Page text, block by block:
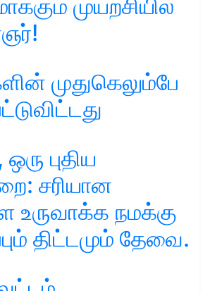
முயற்சியில்
முதுகெலும்பே
புதிய
சரியான
உருவாக்க நமக்கு
திட்டமும் தேவை.